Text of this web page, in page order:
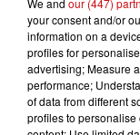
distribution
Pour votre
adresseles
- Limitez vos
route et
We and our (447)
your consent and/or
information on a
profiles for
advertising; Measure
performance;
of data from different
profiles to